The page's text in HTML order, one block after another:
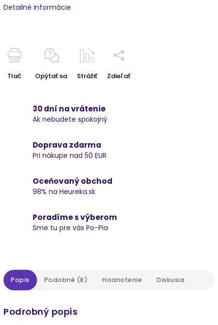
Detailné informácie
Tlač Opýtať sa Strážiť Zdieľať
30 dní na vrátenie
Ak nebudete spokojný
Doprava zdarma
Pri nákupe nad 50 EUR
Oceňovaný obchod
98% na Heureka.sk
Poradíme s výberom
Sme tu pre vás Po-Pia
Popis Podobné (8) Hodnotenie Diskusia
Podrobný popis